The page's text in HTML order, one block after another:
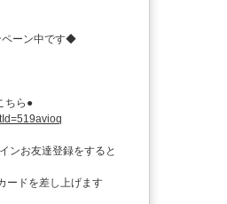
ーン中です◆
ちら●
ンお友達登録をすると
ードを差し上げます